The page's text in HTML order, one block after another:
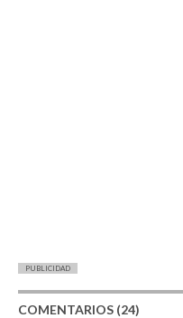
PUBLICIDAD
COMENTARIOS (24)